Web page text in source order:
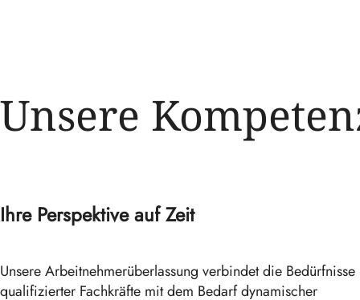
Unsere
Ihre Perspektive auf Zeit
Unsere Arbeitnehmerüberlassung verbindet die Bedürfnisse
qualifizierter Fachkräfte mit dem Bedarf dynamischer